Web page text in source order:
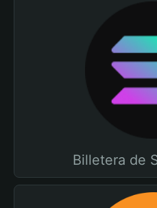
Billetera de